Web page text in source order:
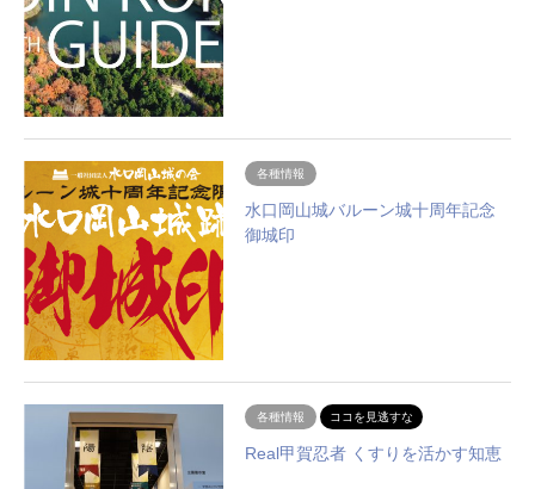
各種情報
水口岡山城バルーン城十周年記念
御城印
各種情報 ココを見逃すな
Real甲賀忍者 くすりを活かす知恵